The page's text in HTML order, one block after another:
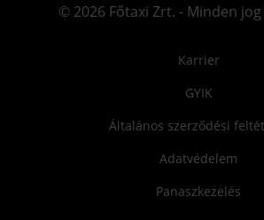
© 2026 Főtaxi Zrt. - Minden
Karrier
GYIK
Általános szerződési
Adatvédelem
Panaszkezelés